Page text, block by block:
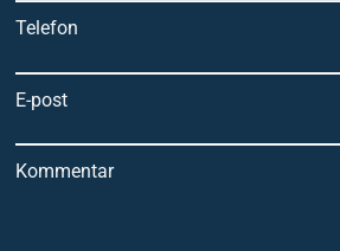
Telefon
E-post
Kommentar